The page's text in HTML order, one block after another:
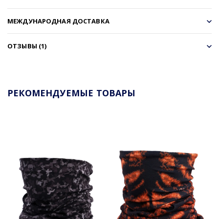
МЕЖДУНАРОДНАЯ ДОСТАВКА
ОТЗЫВЫ (1)
РЕКОМЕНДУЕМЫЕ ТОВАРЫ